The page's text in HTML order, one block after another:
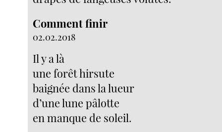
Comment finir
02.02.2018
Il y a là
une forêt hirsute
baignée dans la lueur
d’une lune pâlotte
en manque de soleil.